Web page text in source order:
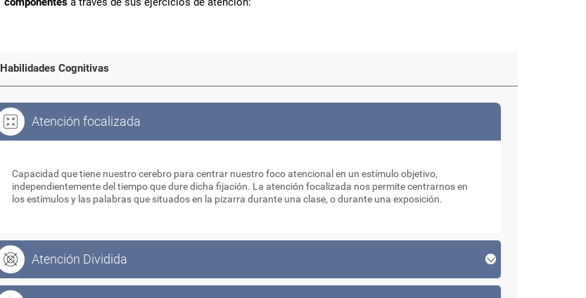
Habilidades Cognitivas
Atención focalizada
Capacidad que tiene nuestro cerebro para centrar nuestro foco atencional en un estímulo objetivo,
independientemente del tiempo que dure dicha fijación. La atención focalizada nos permite centrarnos en
los estímulos y las palabras que situados en la pizarra durante una clase, o durante una exposición.
Atención Dividida